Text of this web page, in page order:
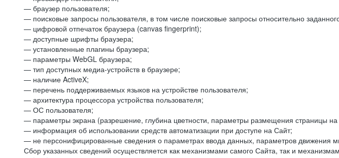
— браузер пользователя;
— поисковые запросы пользователя, в том числе поисковые запросы относительно
— цифровой отпечаток браузера (canvas fingerprint);
— доступные шрифты браузера;
— установленные плагины браузера;
— параметры WebGL браузера;
— тип доступных медиа-устройств в браузере;
— наличие ActiveX;
— перечень поддерживаемых языков на устройстве пользователя;
— архитектура процессора устройства пользователя;
— ОС пользователя;
— параметры экрана (разрешение, глубина цветности, параметры размещения страницы на
— информация об использовании средств автоматизации при доступе на Сайт;
— не персонифицированные сведения о параметрах ввода данных, параметров движения
Сбор указанных сведений осуществляется как механизмами самого Сайта, так и